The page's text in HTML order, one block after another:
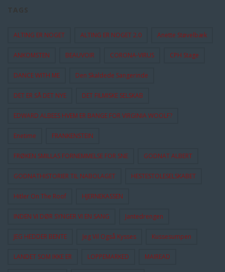
ALTING ER NOGET ALTING ER NOGET 2.0 Anette Støvelbæk
ANKOMSTEN BEAUVOIR CORONA-VIRUS CPH Stage
DANCE WITH ME Den Skaldede Sangerinde
DET ER SÅ DET NYE DET FILMISKE SELSKAB
EDWARD ALBEES HVEM ER BANGE FOR VIRGINIA WOOLF?
Enetime FRANKENSTEIN
FRØKEN SMILLAS FORNEMMELSE FOR SNE GODNAT ALBERT
GODNATHISTORIER TIL NABOLAGET HESTESTOLESELSKABET
Hitler On The Roof HJERNEKASSEN
INDEN VI DØR SYNGER VI EN SANG Jantedrengen
JEG HEDDER BENTE Jeg Vil Også Kysses Kussesumpen
LANDET SOM IKKE ER LOPPEMARKED MAIREAD